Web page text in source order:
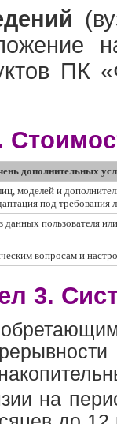
ПК
дополнительных
моделей и
под требования
данных пользователя
вопросам и
3.
на